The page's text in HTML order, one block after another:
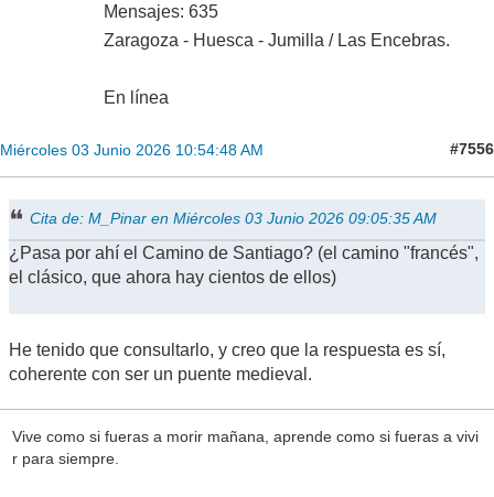
Mensajes: 635
Zaragoza - Huesca - Jumilla / Las Encebras.
En línea
Miércoles 03 Junio 2026 10:54:48 AM #7556
Cita de: M_Pinar en Miércoles 03 Junio 2026 09:05:35 AM
¿Pasa por ahí el Camino de Santiago? (el camino "francés",
el clásico, que ahora hay cientos de ellos)
He tenido que consultarlo, y creo que la respuesta es sí,
coherente con ser un puente medieval.
Vive como si fueras a morir mañana, aprende como si fueras a vivi
r para siempre.